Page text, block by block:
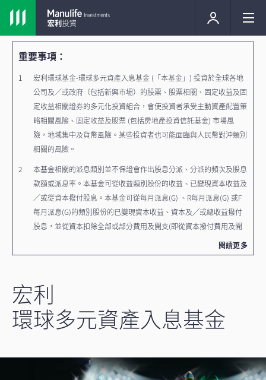
重要事項：
宏利環球基金-環球多元資產入息基金 (「本基金」) 投資於全球各地
公司及／或政府（包括新興市場）的股票、股票相關、固定收益及固
定收益相關證券的多元化投資組合，會使投資者承受主動資產配置策
略相關風險、固定收益及股票 (包括房地產投資信託基金) 市場風
險，地域集中及貨幣風險。某些投資者也可能面臨與人民幣對沖類別
相關的風險。
本基金相關的派息類別並不保證會作出股息分派、分派的頻次及股息
款額或派息率。本基金可從收益類別股份的收益、已變現資本收益及
／或從資本撥付股息。本基金可從每月派息(G) 、R每月派息(G) 或F
每月派息(G)的類別股份的已變現資本收益、資本及╱或總收益撥付
股息，並從資本扣除全部或部分費用及開支(即從資本撥付費用及開
支)。從本基金資本中撥付股息等於退回或提取投資者原本投資額的
一部分或該原本投資額應佔的任何資本收益。此舉可能導致本基金該
定年化固定百分比派息，並可由董事至少一個月的事先通知酌情更
改，這並不完全反映基金的實際或預期收入或表現。這些分派可能超
過實際收入，導致資本侵蝕，特別是錄得負回報或虧損期間，並可能
減少未來的資本增長。正分派收益率並不保證正回報，且絕對分派隨
本基金投資於新興市場，可能承受較完善發展的金融市場沒有的特殊
因素及額外風險。例如較高波動性，較低流通性，政治及經濟的不穩
閱讀更多
宏利
環球多元資產入息基金